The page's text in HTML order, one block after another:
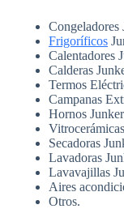
Congeladores
Frigoríficos
Calentadores
Calderas
Termos
Campanas
Hornos
Secadoras
Lavadoras
Lavavajillas
Aires
Otros.